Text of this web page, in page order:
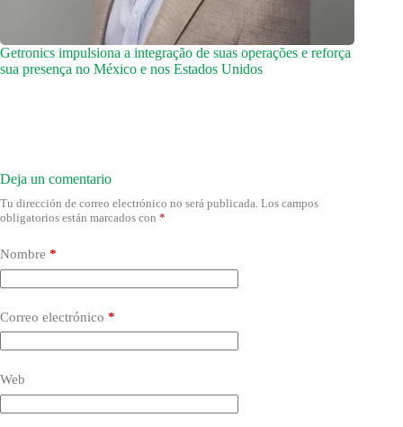
Getronics impulsiona a integração de suas operações e reforça
sua presença no México e nos Estados Unidos
Deja un comentario
Tu dirección de correo electrónico no será publicada. Los campos
obligatorios están marcados con *
Nombre *
Correo electrónico *
Web